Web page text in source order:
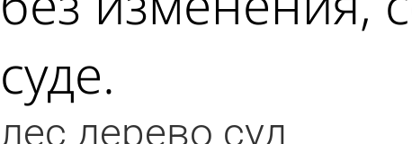
суде.
лес дерево суд